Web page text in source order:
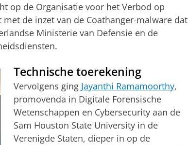
op de Organisatie voor het Verbod op
de inzet van de Coathanger-malware dat
Ministerie van Defensie en de
Technische toerekening
Vervolgens ging Jayanthi Ramamoorthy,
promovenda in Digitale Forensische
Wetenschappen en Cybersecurity aan de
Sam Houston State University in de
Verenigde Staten, dieper in op de